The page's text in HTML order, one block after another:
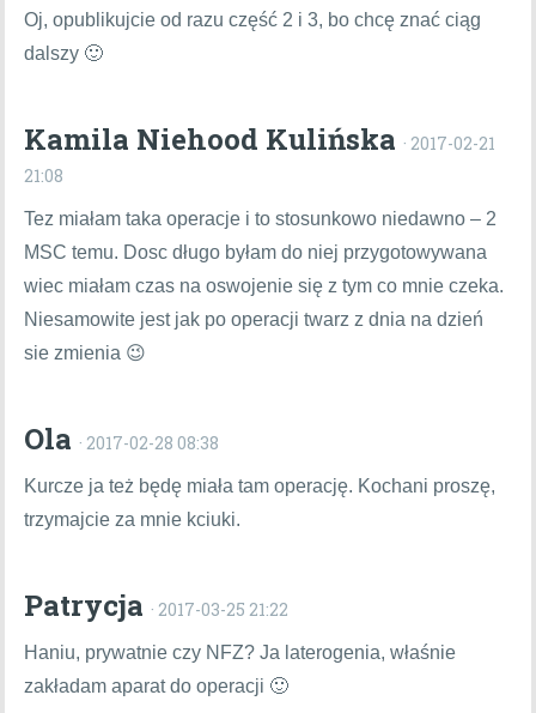
Oj, opublikujcie od razu część 2 i 3, bo chcę znać ciąg
dalszy 🙂
Kamila Niehood Kulińska · 2017-02-21
21:08
Tez miałam taka operacje i to stosunkowo niedawno – 2
MSC temu. Dosc długo byłam do niej przygotowywana
wiec miałam czas na oswojenie się z tym co mnie czeka.
Niesamowite jest jak po operacji twarz z dnia na dzień
sie zmienia 😉
Ola · 2017-02-28 08:38
Kurcze ja też będę miała tam operację. Kochani proszę,
trzymajcie za mnie kciuki.
Patrycja · 2017-03-25 21:22
Haniu, prywatnie czy NFZ? Ja laterogenia, właśnie
zakładam aparat do operacji 🙂